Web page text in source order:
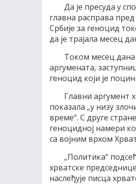
Да је пресуда у
главна расправа
Србије за геноцид
да је трајала месец
Током месец
аргумената,
геноцид који је
Главни аргумент
показала „у низу
време“. С друге
геноцидној намери
са војним врхом
„Политика“
хрватске
наслеђује писца